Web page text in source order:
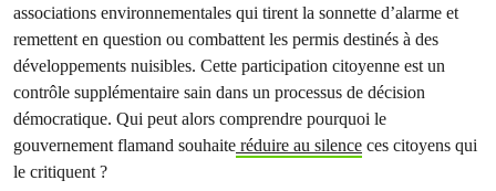
associations environnementales qui tirent la sonnette d’alarme et
remettent en question ou combattent les permis destinés à des
développements nuisibles. Cette participation citoyenne est un
contrôle supplémentaire sain dans un processus de décision
démocratique. Qui peut alors comprendre pourquoi le
gouvernement flamand souhaite réduire au silence ces citoyens qui
le critiquent ?